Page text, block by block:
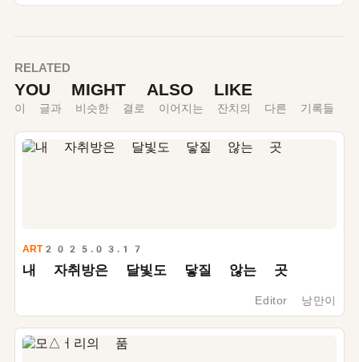
RELATED
YOU MIGHT ALSO LIKE
이 글과 비슷한 결로 이어지는 잔치의 다른 기록들
ART2025.03.17
내 자취방은 달빛도 닿질 않는 곳
Editor 낭만이